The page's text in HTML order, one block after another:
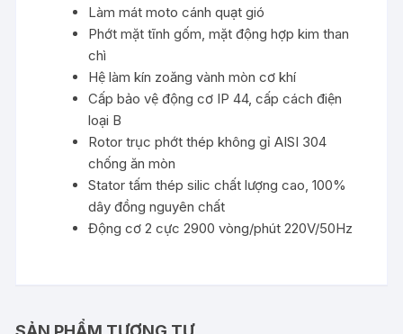
Làm mát moto cánh quạt gió
Phớt mặt tĩnh gốm, mặt động hợp kim than
chì
Hệ làm kín zoăng vành mòn cơ khí
Cấp bảo vệ động cơ IP 44, cấp cách điện
loại B
Rotor trục phớt thép không gỉ AISI 304
chống ăn mòn
Stator tấm thép silic chất lượng cao, 100%
dây đồng nguyên chất
Động cơ 2 cực 2900 vòng/phút 220V/50Hz